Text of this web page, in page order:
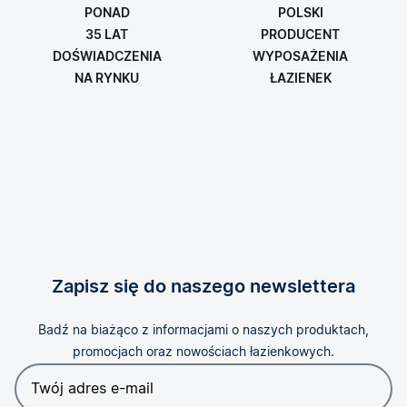
PONAD
35 LAT
DOŚWIADCZENIA
NA RYNKU
POLSKI
PRODUCENT
WYPOSAŻENIA
ŁAZIENEK
Zapisz się do naszego newslettera
Badź na biażąco z informacjami o naszych produktach,
promocjach oraz nowościach łazienkowych.